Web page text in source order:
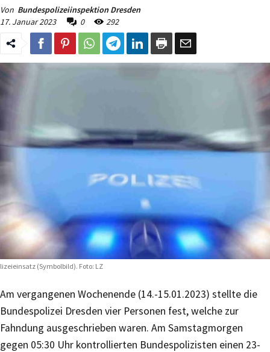
Von Bundespolizeiinspektion Dresden
17. Januar 2023
0 292
(Symbolbild). Foto: LZ
Am vergangenen Wochenende (14.-15.01.2023) stellte die
Bundespolizei Dresden vier Personen fest, welche zur
Fahndung ausgeschrieben waren. Am Samstagmorgen
gegen 05:30 Uhr kontrollierten Bundespolizisten einen 23-